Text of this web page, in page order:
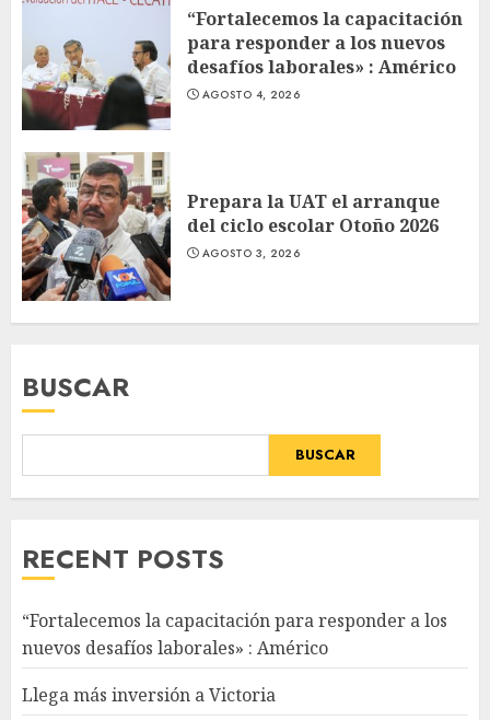
“Fortalecemos la capacitación
para responder a los nuevos
desafíos laborales» : Américo
AGOSTO 4, 2026
Prepara la UAT el arranque
del ciclo escolar Otoño 2026
AGOSTO 3, 2026
BUSCAR
BUSCAR
RECENT POSTS
“Fortalecemos la capacitación para responder a los
nuevos desafíos laborales» : Américo
Llega más inversión a Victoria